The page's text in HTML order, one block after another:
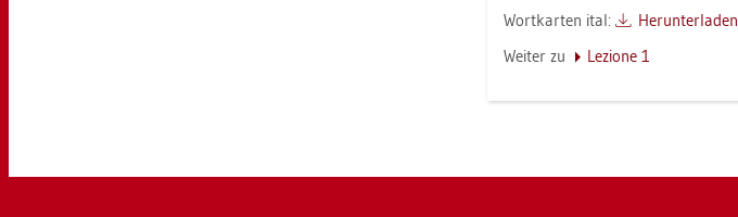
Wort­kar­ten ital:
Her­un­ter­la­den
Wei­ter zu
Le­zio­ne 1